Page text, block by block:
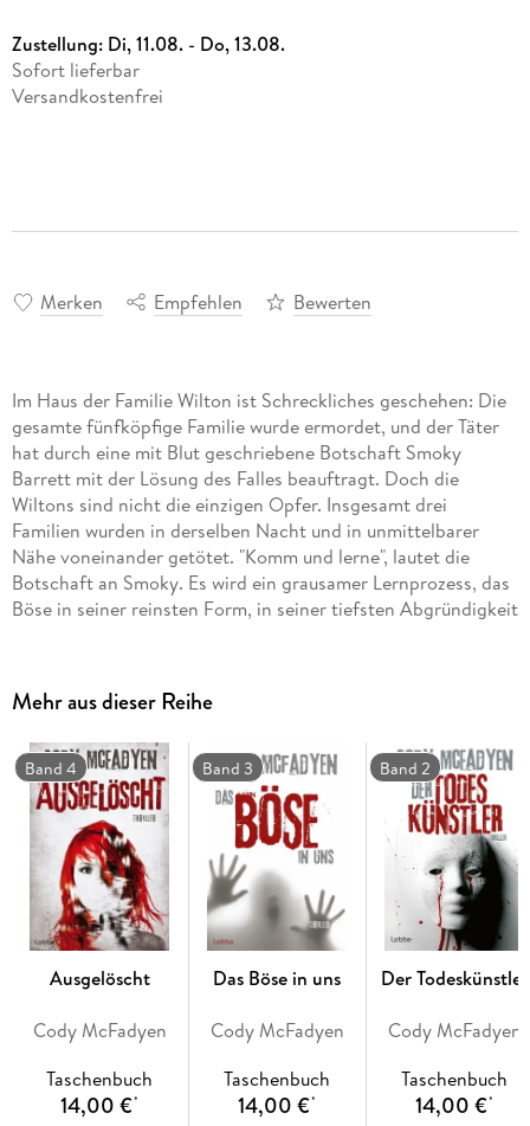
Zustellung: Di, 11.08. - Do, 13.08.
Sofort lieferbar
Versandkostenfrei
Merken Empfehlen Bewerten
Im Haus der Familie Wilton ist Schreckliches geschehen: Die
gesamte fünfköpfige Familie wurde ermordet, und der Täter
hat durch eine mit Blut geschriebene Botschaft Smoky
Barrett mit der Lösung des Falles beauftragt. Doch die
Wiltons sind nicht die einzigen Opfer. Insgesamt drei
Familien wurden in derselben Nacht und in unmittelbarer
Nähe voneinander getötet. "Komm und lerne", lautet die
Botschaft an Smoky. Es wird ein grausamer Lernprozess, das
Böse in seiner reinsten Form, in seiner tiefsten Abgründigkeit
Mehr aus dieser Reihe
Band 4
Ausgelöscht
Cody McFadyen
Taschenbuch
14,00 €*
Band 3
Das Böse in uns
Cody McFadyen
Taschenbuch
14,00 €*
Band 2
Der Todeskünstler
Cody McFadyen
Taschenbuch
14,00 €*